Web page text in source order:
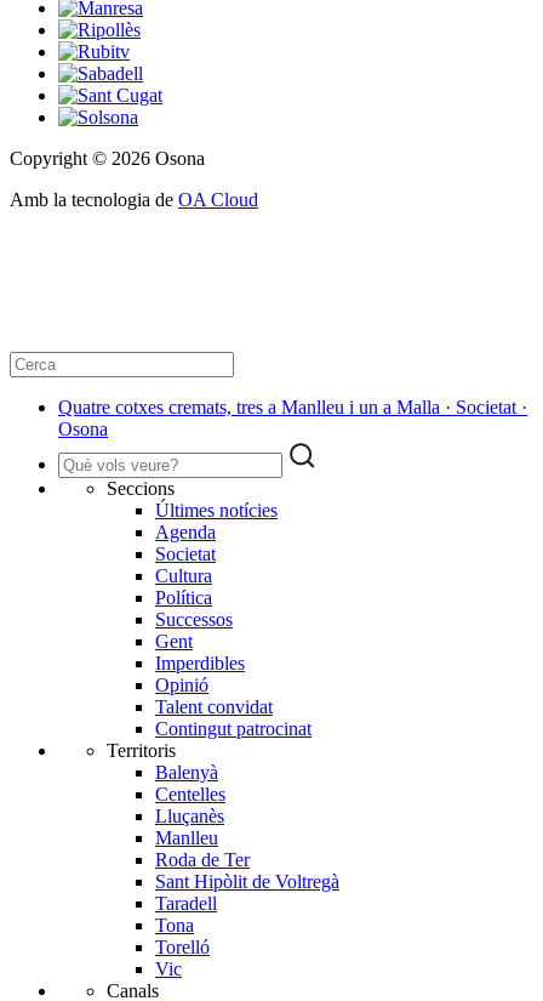
Copyright © 2026 Osona
Amb la tecnologia de OA Cloud
Quatre cotxes cremats, tres a Manlleu i un a Malla · Societat ·
Osona
Seccions
Últimes notícies
Agenda
Societat
Cultura
Política
Successos
Gent
Imperdibles
Opinió
Talent convidat
Contingut patrocinat
Territoris
Balenyà
Centelles
Lluçanès
Manlleu
Roda de Ter
Sant Hipòlit de Voltregà
Taradell
Tona
Torelló
Vic
Canals